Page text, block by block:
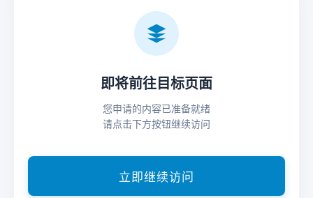
即将前往目标页面
您申请的内容已准备就绪
请点击下方按钮继续访问
立即继续访问